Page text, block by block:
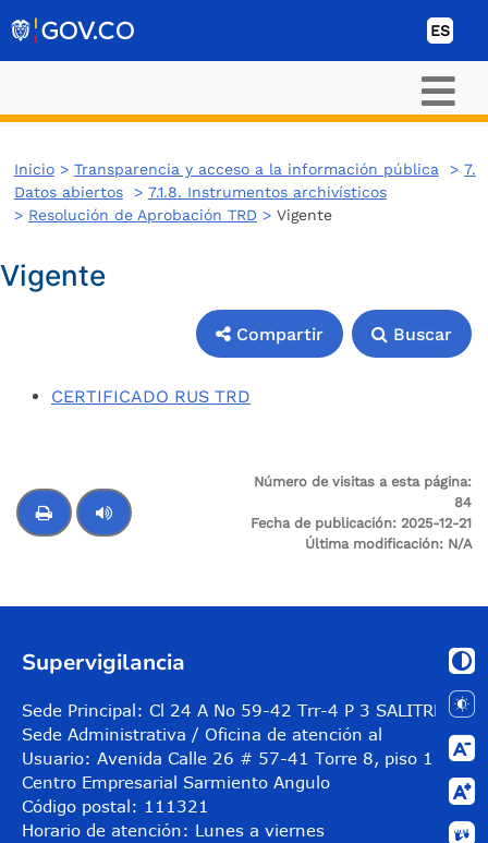
ES
Inicio> Transparencia y acceso a la información pública > 7.
Datos abiertos> 7.1.8. Instrumentos archivísticos
> Resolución de Aprobación TRD>Vigente
Vigente
Compartir Buscar
Compartir
Buscar
CERTIFICADO RUS TRD
Número de visitas a esta página:
84
Fecha de publicación: 2025-12-21
Última modificación: N/A
Supervigilancia
Sede Principal: Cl 24 A No 59-42 Trr-4 P 3 SALITRE
Sede Administrativa / Oficina de atención al
Usuario: Avenida Calle 26 # 57-41 Torre 8, piso 11
Centro Empresarial Sarmiento Angulo
Código postal: 111321
Horario de atención: Lunes a viernes